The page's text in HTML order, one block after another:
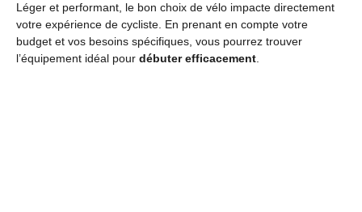
Léger et performant, le bon choix de vélo impacte directement
votre expérience de cycliste. En prenant en compte votre
budget et vos besoins spécifiques, vous pourrez trouver
l’équipement idéal pour débuter efficacement